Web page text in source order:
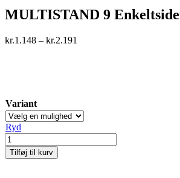
MULTISTAND 9
kr.1.148 – kr.2.191
Variant
Ryd
MULTISTAND
9
Enkeltsidet
Tilføj til kurv